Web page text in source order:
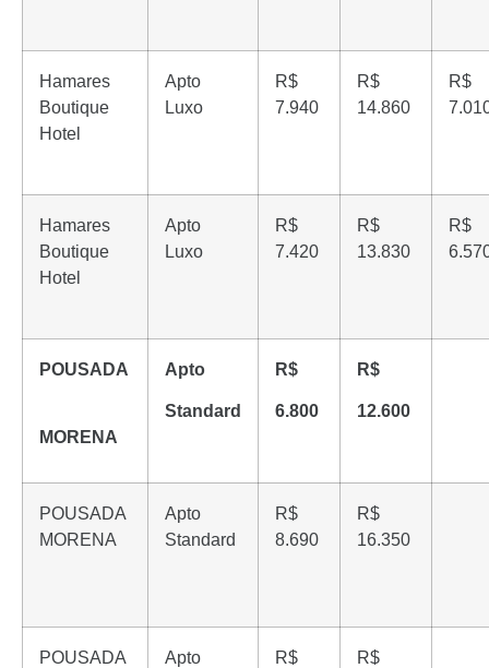
Hamares
Boutique
Hotel
Apto
Luxo
R$
7.940
R$
14.860
R$
Hamares
Boutique
Hotel
Apto
Luxo
R$
7.420
R$
13.830
R$
POUSADA
MORENA
Apto
Standard
R$
6.800
R$
12.600
POUSADA
MORENA
Apto
Standard
R$
8.690
R$
16.350
POUSADA
Apto
R$
R$